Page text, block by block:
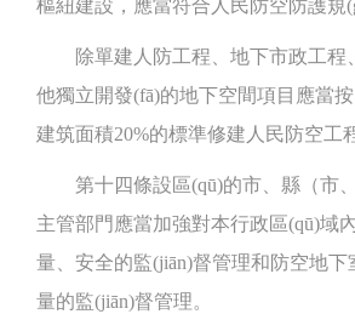
樞紐建設，應當符合人民防空防護規
除單建人防工程、地下市政工程
他獨立開發(fā)的地下空間項目應當
建筑面積20%的標準修建人民防空工程
第十四條設區(qū)的市、縣（市
主管部門應當加強對本行政區(qū)域
量、安全的監(jiān)督管理和防空地
量的監(jiān)督管理。